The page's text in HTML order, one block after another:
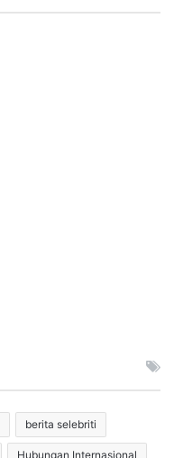
berita selebriti
Hubungan Internasional